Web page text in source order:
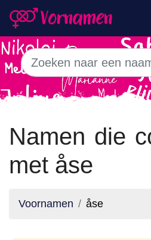
Namen die
met åse
Voornamen åse